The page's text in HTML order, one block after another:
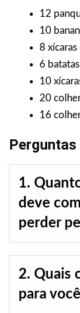
12
10
8 xícaras
6
10
20
16
1.
deve
perder
2. Quais
para